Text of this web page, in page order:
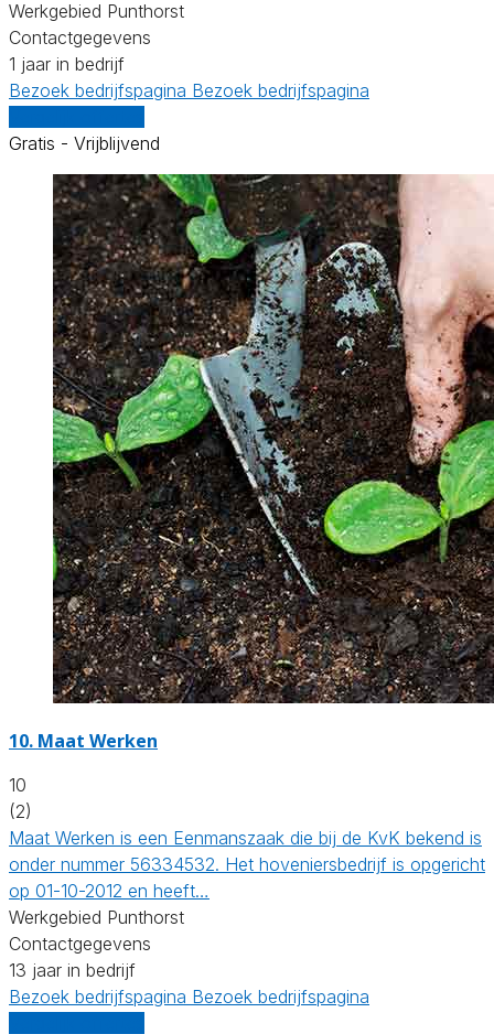
Werkgebied Punthorst
Contactgegevens
1 jaar in bedrijf
Bezoek bedrijfspagina Bezoek bedrijfspagina
Gratis - Vrijblijvend
10. Maat Werken
10
(2)
Maat Werken is een Eenmanszaak die bij de KvK bekend is
onder nummer 56334532. Het hoveniersbedrijf is opgericht
op 01-10-2012 en heeft…
Werkgebied Punthorst
Contactgegevens
13 jaar in bedrijf
Bezoek bedrijfspagina Bezoek bedrijfspagina